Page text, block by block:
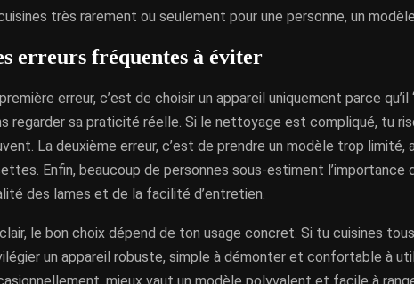
très rarement ou seulement pour une personne, un
erreurs fréquentes à éviter
erreur, c’est de choisir un appareil uniquement parce
regarder sa praticité réelle. Si le nettoyage est compliqué, tu
La deuxième erreur, c’est de prendre un modèle trop limité,
Enfin, beaucoup de personnes sous-estiment l’importance
des lames et de la facilité d’entretien.
le bon choix dépend de ton usage concret. Si tu cuisines
un appareil robuste, simple à démonter et confortable à